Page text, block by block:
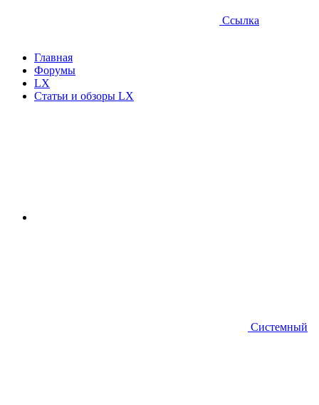
Ссылка
Главная
Форумы
LX
Статьи и обзоры LX
Системный